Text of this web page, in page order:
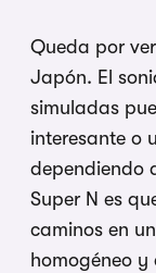
Queda por
Japón. El
simuladas
interesante o
dependiendo
Super N es
caminos en
homogéneo